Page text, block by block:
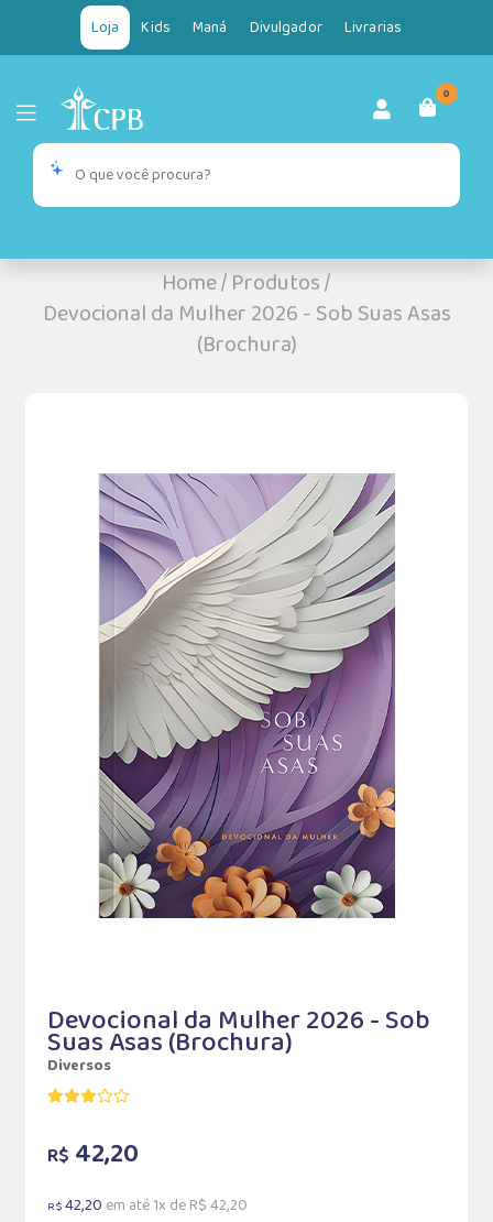
Loja Kids Maná Divulgador Livrarias
0
Home/Produtos/
Devocional da Mulher 2026 - Sob Suas Asas
(Brochura)
Devocional da Mulher 2026 - Sob
Suas Asas (Brochura)
Diversos
R$ 42,20
R$42,20 em até 1x de R$ 42,20